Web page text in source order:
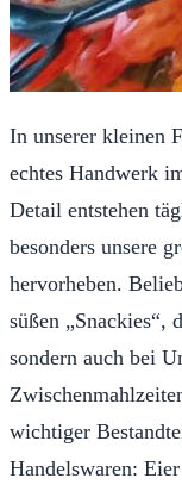
In unserer kleinen
echtes Handwerk
Detail entstehen
besonders unsere
hervorheben.
süßen „Snackies“,
sondern auch bei
wichtiger
Handelswaren: